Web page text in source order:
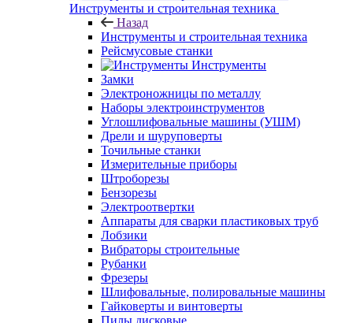
Инструменты и строительная техника
Назад
Инструменты и строительная техника
Рейсмусовые станки
Инструменты
Замки
Электроножницы по металлу
Наборы электроинструментов
Углошлифовальные машины (УШМ)
Дрели и шуруповерты
Точильные станки
Измерительные приборы
Штроборезы
Бензорезы
Электроотвертки
Аппараты для сварки пластиковых труб
Лобзики
Вибраторы строительные
Рубанки
Фрезеры
Шлифовальные, полировальные машины
Гайковерты и винтоверты
Пилы дисковые